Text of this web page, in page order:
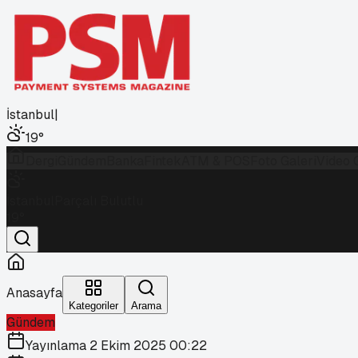
İstanbul|
19°
Anasayfa
Kategoriler Arama
Gündem
Yayınlama 2 Ekim 2025 00:22